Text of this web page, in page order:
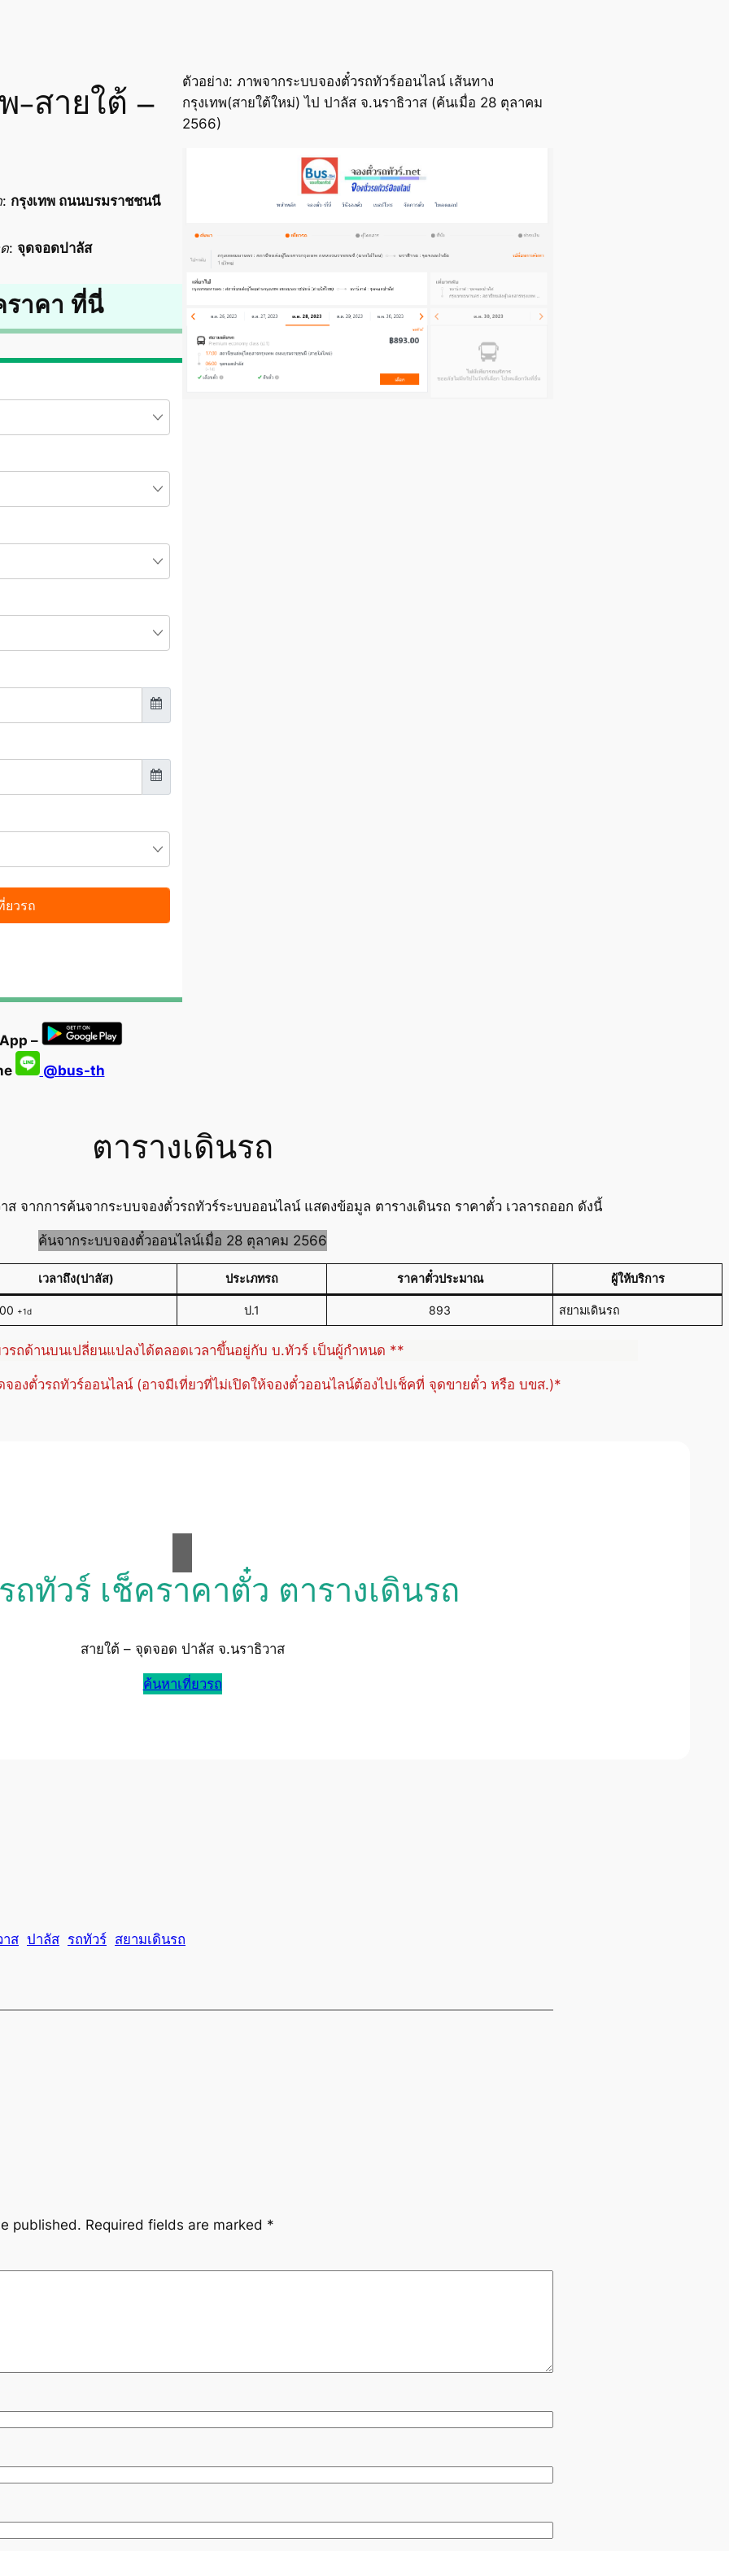
-สายใต้ –
: กรุงเทพ ถนนบรมราชชนนี
: จุดจอดปาลัส
ราคา ที่นี่
–
@bus-th
ตัวอย่าง: ภาพจากระบบจองตั๋วรถทัวร์ออนไลน์ เส้นทาง
กรุงเทพ(สายใต้ใหม่) ไป ปาลัส จ.นราธิวาส (ค้นเมื่อ 28 ตุลาคม
2566)
ตารางเดินรถ
ส จากการค้นจากระบบจองตั๋วรถทัวร์ระบบออนไลน์ แสดงข้อมูล ตารางเดินรถ ราคาตั๋ว เวลารถออก ดังนี้
ค้นจากระบบจองตั๋วออนไลน์เมื่อ 28 ตุลาคม 2566
เวลาถึง(ปาลัส) ประเภทรถ ราคาตั๋วประมาณ ผู้ให้บริการ
+1d ป.1 893 สยามเดินรถ
รถด้านบนเปลี่ยนแปลงได้ตลอดเวลาขึ้นอยู่กับ บ.ทัวร์ เป็นผู้กำหนด **
จองตั๋วรถทัวร์ออนไลน์ (อาจมีเที่ยวที่ไม่เปิดให้จองตั๋วออนไลน์ต้องไปเช็คที่ จุดขายตั๋ว หรือ บขส.)*
ถทัวร์ เช็คราคาตั๋ว ตารางเดินรถ
สายใต้ – จุดจอด ปาลัส จ.นราธิวาส
ค้นหาเที่ยวรถ
าส ปาลัส รถทัวร์ สยามเดินรถ
published. Required fields are marked *